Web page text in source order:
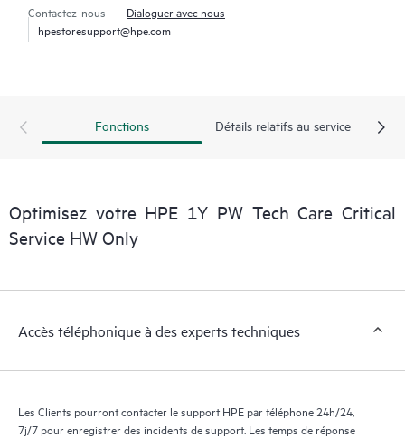
Contactez-nous
Dialoguer avec nous
hpestoresupport@hpe.com
Fonctions Détails relatifs au service
Optimisez votre HPE 1Y PW Tech Care Critical
Service HW Only
Accès téléphonique à des experts techniques
Les Clients pourront contacter le support HPE par téléphone 24h/24,
7j/7 pour enregistrer des incidents de support. Les temps de réponse